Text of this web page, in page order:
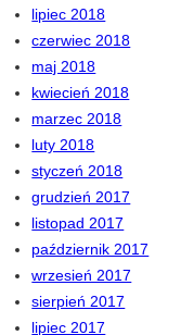
lipiec 2018
czerwiec 2018
maj 2018
kwiecień 2018
marzec 2018
luty 2018
styczeń 2018
grudzień 2017
listopad 2017
październik 2017
wrzesień 2017
sierpień 2017
lipiec 2017